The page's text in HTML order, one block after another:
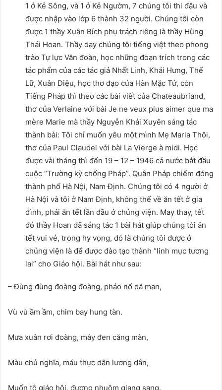
1 ở Kẻ Sông, và 1 ở Kẻ Ngườm, 7 chúng tôi thi đậu và
được nhập vào lớp 6 thành 32 người. Chúng tôi còn
được 1 thầy Xuân Bích phụ trách riêng là thầy Hùng
Thái Hoan. Thầy dạy chúng tôi tiếng việt theo phong
trào Tự lực Văn đoàn, học những đoạn trích trong các
tác phẩm của các tác giả Nhất Linh, Khái Hưng, Thế
Lữ, Xuân Diệu, học thơ đạo của Hàn Mặc Tử, còn
Tiếng Pháp thì theo các bài viết của Chateaubriand,
thơ của Verlaine với bài Je ne veux plus aimer que ma
mère Marie mà thầy Nguyễn Khải Xuyên sáng tác
thành bài: Tôi chỉ muốn yêu một mình Mẹ Maria Thôi,
thơ của Paul Claudel với bài La Vierge à midi. Học
được vài tháng thì đến 19 – 12 – 1946 cả nước bắt đầu
cuộc “Trường kỳ chống Pháp”. Quân Pháp chiếm đóng
thành phố Hà Nội, Nam Định. Chúng tôi có 4 người ở
Hà Nội và tôi ở Nam Định, không thể về ăn tết ở gia
đình, phải ăn tết lần đầu ở chủng viện. May thay, tết
đó thầy Hoan đã sáng tác 1 bài hát giúp chúng tôi ăn
tết vui vẻ, trong hy vọng, đó là chúng tôi được ở
chủng viện là để được đào tạo thành “linh mục tương
lai” cho Giáo hội. Bài hát như sau:
– Đùng đùng đoàng đoàng, pháo nổ dã man,
Vù vù ầm ầm, chim bay hung tàn.
Mưa xuân rơi đoàng, mây đen căng màn,
Màu chủ nghĩa, máu thực dân lương dân,
Muốn tô giáo hội, đương nhuộm giang sang.